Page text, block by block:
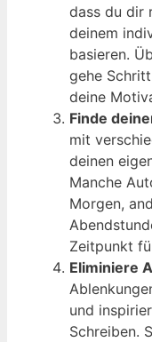
dass du dir
deinem
basieren.
gehe
deine
Finde
mit
deinen
Manche
Morgen,
Zeitpunkt
Eliminiere
und
Schreiben.